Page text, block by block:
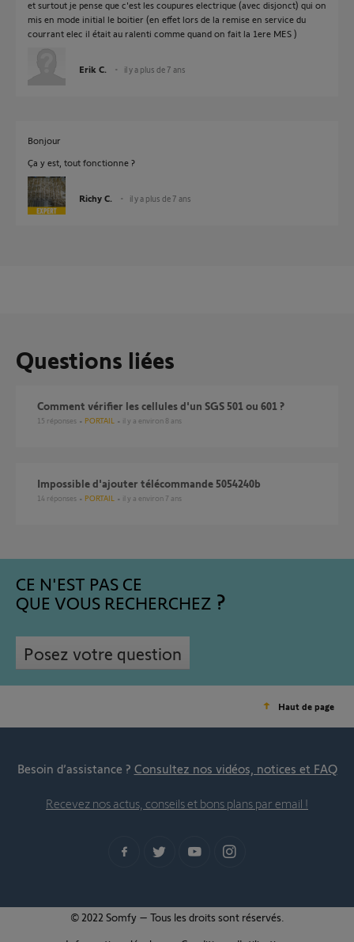
et surtout je pense que c'est les coupures electrique (avec disjonct) qui on
mis en mode initial le boitier (en effet lors de la remise en service du
courrant elec il était au ralenti comme quand on fait la 1ere MES )
Erik C. il y a plus de 7 ans
Bonjour
Ça y est, tout fonctionne ?
Richy C. il y a plus de 7 ans
Questions liées
Comment vérifier les cellules d'un SGS 501 ou 601 ?
15 réponses PORTAIL il y a environ 8 ans
Impossible d'ajouter télécommande 5054240b
14 réponses PORTAIL il y a environ 7 ans
CE N'EST PAS CE
QUE VOUS RECHERCHEZ
Posez votre question
Haut de page
Besoin d’assistance ? Consultez nos vidéos, notices et FAQ
Recevez nos actus, conseils et bons plans par email !
© 2022 Somfy – Tous les droits sont réservés.